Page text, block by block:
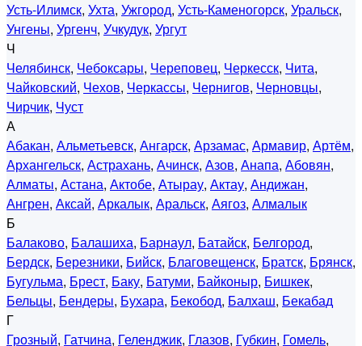
Усть-Илимск, Ухта, Ужгород, Усть-Каменогорск, Уральск,
Унгены, Ургенч, Учкудук, Ургут
Ч
Челябинск, Чебоксары, Череповец, Черкесск, Чита,
Чайковский, Чехов, Черкассы, Чернигов, Черновцы,
Чирчик, Чуст
А
Абакан, Альметьевск, Ангарск, Арзамас, Армавир, Артём,
Архангельск, Астрахань, Ачинск, Азов, Анапа, Абовян,
Алматы, Астана, Актобе, Атырау, Актау, Андижан,
Ангрен, Аксай, Аркалык, Аральск, Аягоз, Алмалык
Б
Балаково, Балашиха, Барнаул, Батайск, Белгород,
Бердск, Березники, Бийск, Благовещенск, Братск, Брянск,
Бугульма, Брест, Баку, Батуми, Байконыр, Бишкек,
Бельцы, Бендеры, Бухара, Бекобод, Балхаш, Бекабад
Г
Грозный, Гатчина, Геленджик, Глазов, Губкин, Гомель,